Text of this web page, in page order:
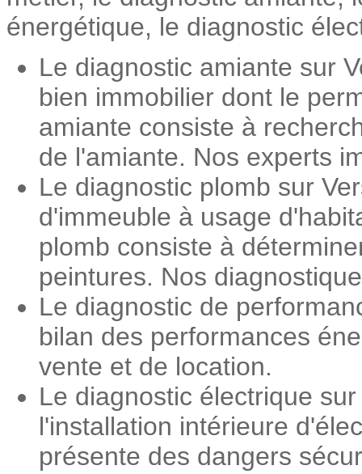
énergétique, le diagnostic
Le diagnostic amiante sur
bien immobilier dont le
amiante consiste à
de l'amiante. Nos experts
Le diagnostic plomb sur
d'immeuble à usage
plomb consiste à
peintures. Nos
Le diagnostic de
bilan des performances
vente et de location.
Le diagnostic électrique
l'installation intérieure
présente des dangers